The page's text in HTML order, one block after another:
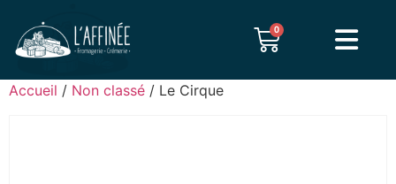
0
Accueil / Non classé / Le Cirque